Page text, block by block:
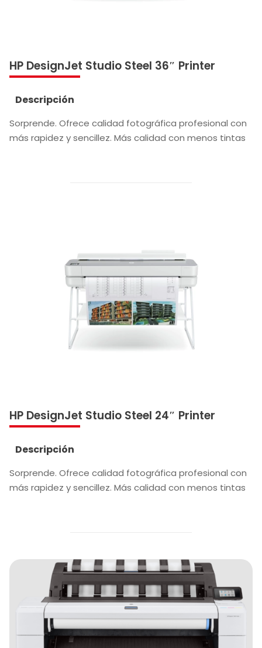
HP DesignJet Studio Steel 36″ Printer
Descripción
Sorprende. Ofrece calidad fotográfica profesional con
más rapidez y sencillez. Más calidad con menos tintas
HP DesignJet Studio Steel 24″ Printer
Descripción
Sorprende. Ofrece calidad fotográfica profesional con
más rapidez y sencillez. Más calidad con menos tintas